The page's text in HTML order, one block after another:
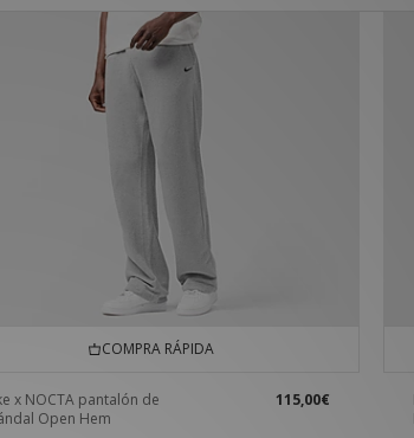
COMPRA RÁPIDA
x NOCTA pantalón de
Open Hem
115,00€